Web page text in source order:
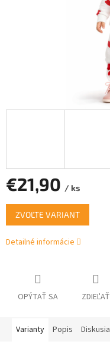
€21,90 / ks
Jednotková
cena:
ZVOĽTE VARIANT
Detailné informácie
OPÝTAŤ SA ZDIEĽAŤ
Varianty Popis Diskusia